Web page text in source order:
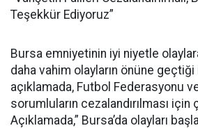
Teşekkür Ediyoruz”
Bursa emniyetinin iyi niyetle
daha vahim olayların önüne
açıklamada, Futbol Federasyonu
sorumluların cezalandırılması için
Açıklamada,” Bursa’da olayları